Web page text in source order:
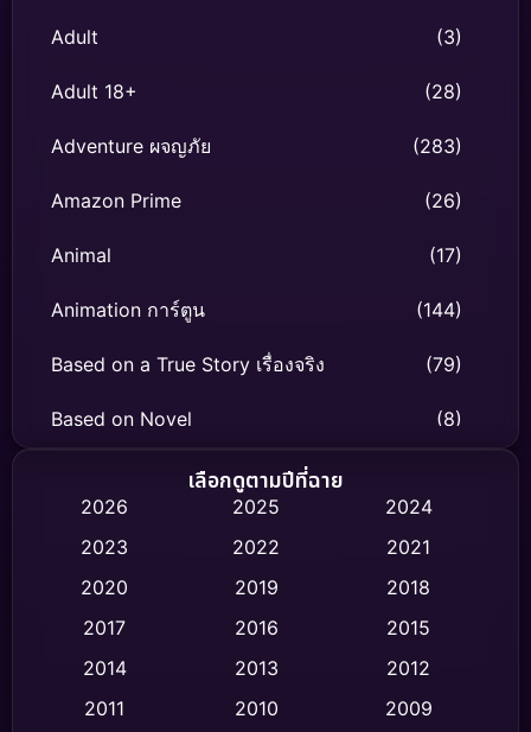
Adult (3)
Adult 18+ (28)
Adventure ผจญภัย (283)
Amazon Prime (26)
Animal (17)
Animation การ์ตูน (144)
Based on a True Story เรื่องจริง (79)
Based on Novel (8)
Biography ชีวิตจริง
Classic หนังคลาสสิก (47)
Comedy ตลก (454)
เลือกดูตามปีที่ฉาย
2026 2025
2024
2023
2022
2021
2020
2019
2018
2017
2016
2015
2014
2013
2012
2011
2010
2009